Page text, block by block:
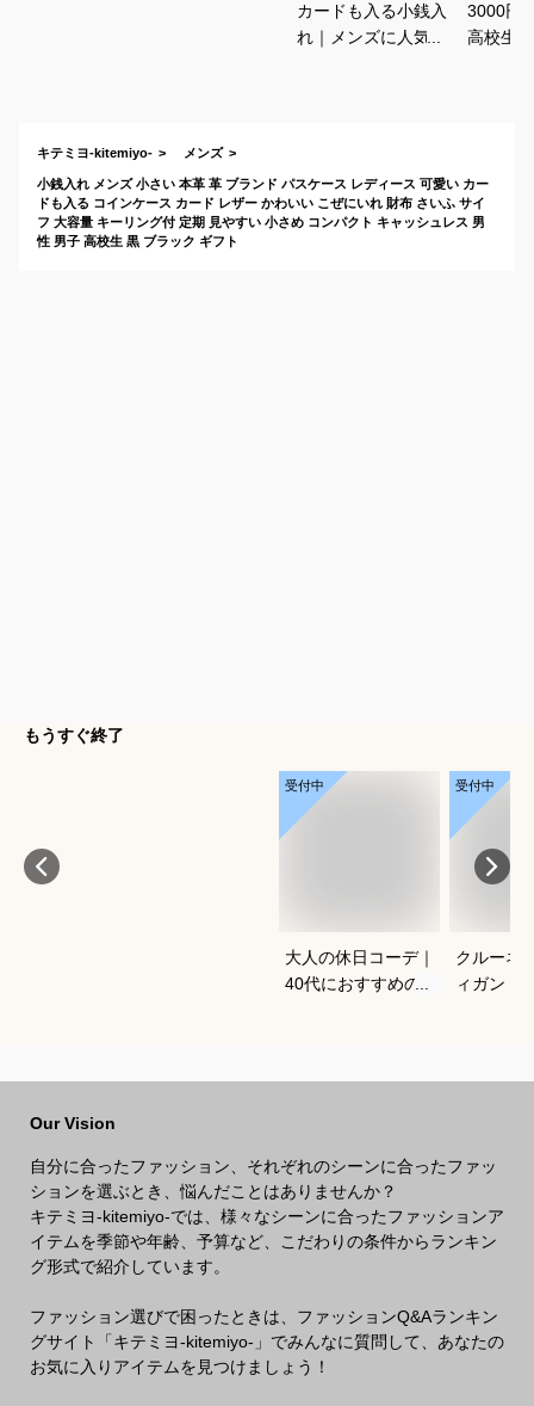
カードも入る小銭入
れ｜メンズに人気の
3000円
高校生
キテミヨ-kitemiyo- メンズ
小銭入れ メンズ 小さい 本革 革 ブランド パスケース レディース 可愛い カー
ドも入る コインケース カード レザー かわいい こぜにいれ 財布 さいふ サイ
フ 大容量 キーリング付 定期 見やすい 小さめ コンパクト キャッシュレス 男
性 男子 高校生 黒 ブラック ギフト
もうすぐ終了
受付中
大人の休日コーデ｜
40代におすすめのお
受付中
クルーネ
ィガン｜
Our Vision
自分に合ったファッション、それぞれのシーンに合ったファッ
ションを選ぶとき、悩んだことはありませんか？
キテミヨ-kitemiyo-では、様々なシーンに合ったファッションア
イテムを季節や年齢、予算など、こだわりの条件からランキン
グ形式で紹介しています。
ファッション選びで困ったときは、ファッションQ&Aランキン
グサイト「キテミヨ-kitemiyo-」でみんなに質問して、あなたの
お気に入りアイテムを見つけましょう！